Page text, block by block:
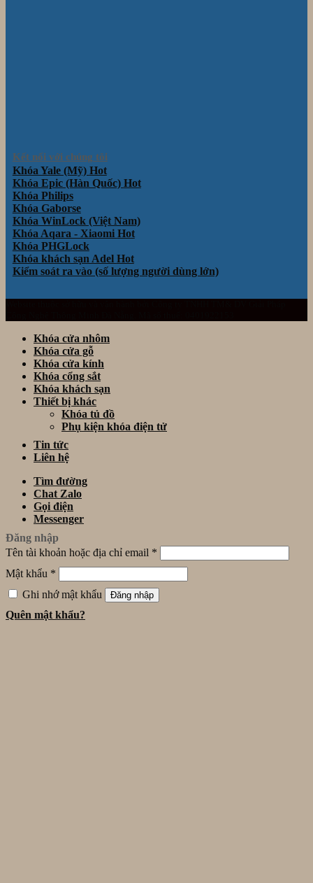
Kết nối với chúng tôi
Khóa Yale (Mỹ)
Khóa Epic (Hàn Quốc)
Khóa Philips
Khóa Gaborse
Khóa WinLock (Việt Nam)
Khóa Aqara - Xiaomi
Khóa PHGLock
Khóa khách sạn Adel
Kiểm soát ra vào (số lượng người dùng lớn)
Khóa cửa nhôm
Khóa cửa gỗ
Khóa cửa kính
Khóa cổng sắt
Khóa khách sạn
Thiết bị khác
Khóa tủ đồ
Phụ kiện khóa điện tử
Tin tức
Liên hệ
Tìm đường
Chat Zalo
Gọi điện
Messenger
Đăng nhập
Tên tài khoản hoặc địa chỉ email *
Mật khẩu *
Ghi nhớ mật khẩu
Đăng nhập
Quên mật khẩu?